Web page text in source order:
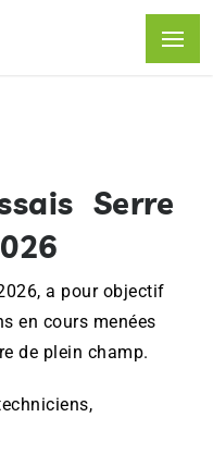
Serre
a pour objectif
en cours menées
de plein champ.
,